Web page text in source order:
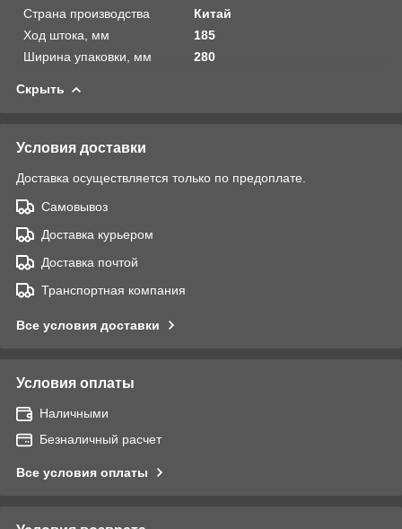
Страна производства
Китай
Ход штока, мм
185
Ширина упаковки, мм
280
Скрыть
Условия доставки
Доставка осуществляется только по предоплате.
Самовывоз
Доставка курьером
Доставка почтой
Транспортная компания
Все условия доставки
Условия оплаты
Наличными
Безналичный расчет
Все условия оплаты